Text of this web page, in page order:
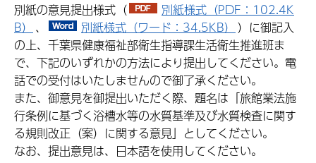
別紙の意見提出様式（
別紙様式（PDF：102.4K
B） 、 別紙様式（ワード：34.5KB） ）に御記入
の上、千葉県健康福祉部衛生指導課生活衛生推進班ま
で、下記のいずれかの方法により提出してください。電
話での受付はいたしませんので御了承ください。
また、御意見を御提出いただく際、題名は「旅館業法施
行条例に基づく浴槽水等の水質基準及び水質検査に関す
る規則改正（案）に関する意見」としてください。
なお、提出意見は、日本語を使用してください。